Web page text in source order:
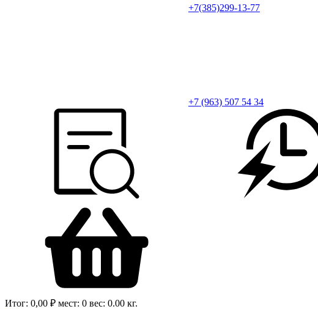
+7(385)299-13-77
+7 (963) 507 54 34
Итог: 0,00 ₽ мест: 0 вес: 0.00 кг.